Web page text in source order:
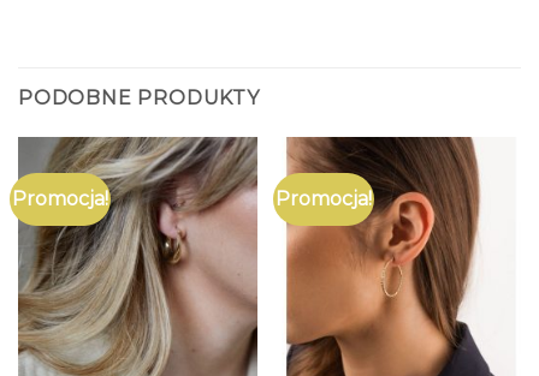
PODOBNE PRODUKTY
Promocja! Promocja!